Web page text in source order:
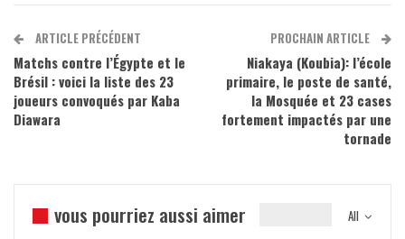
ARTICLE PRÉCÉDENT
Matchs contre l’Égypte et le
Brésil : voici la liste des 23
joueurs convoqués par Kaba
Diawara
PROCHAIN ARTICLE
Niakaya (Koubia): l’école
primaire, le poste de santé,
la Mosquée et 23 cases
fortement impactés par une
tornade
All
vous pourriez aussi aimer